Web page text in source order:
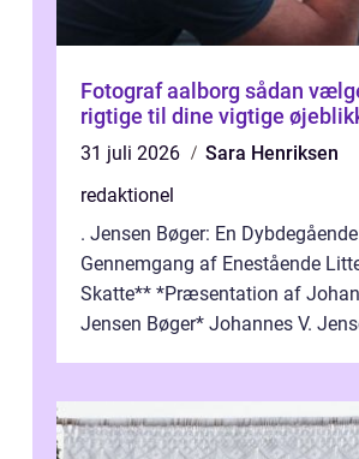
Fotograf aalborg sådan vælger du den
rigtige til dine vigtige
31 juli 2026
Sara Henriksen
redaktionel
. Jensen Bøger: En Dybdegående
Gennemgang af Enestående
Skatte** *Præsentation af
Jensen Bøger* Johannes V.